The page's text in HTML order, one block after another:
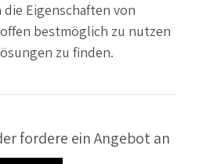
die Eigenschaften von
bestmöglich zu nutzen
zu finden.
fordere ein Angebot an